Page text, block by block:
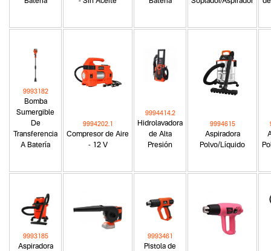
Bomba
Sumergible
De
Transferencia
A Batería
9993182
Compresor de Aire
- 12 V
9994202.1
Hidrolavadora
de Alta
Presión
9994414.2
Aspiradora
Polvo/Líquido
9994615
Aspiradora
9993185
Pistola de
9993461